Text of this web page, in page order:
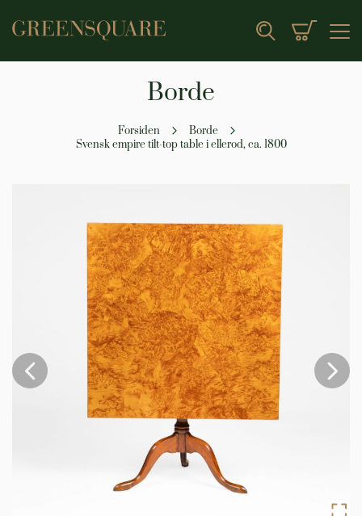
Search Min
Borde
Forsiden
Borde
Svensk empire tilt-top table i ellerod, ca. 1800